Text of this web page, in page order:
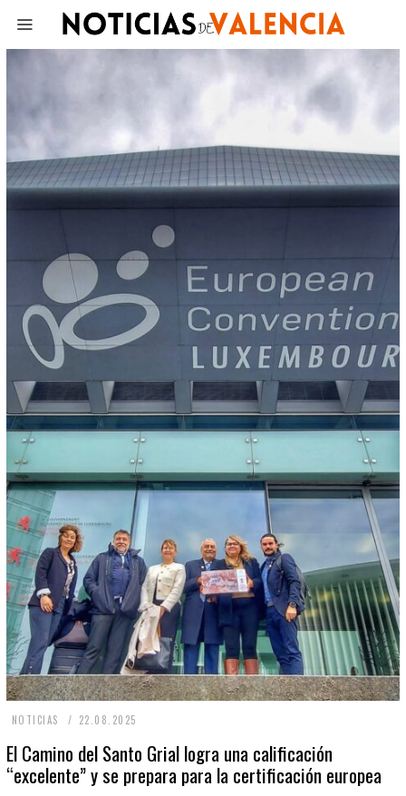
NOTICIAS 22.08.2025
.
El Camino del Santo Grial logra una calificación
“excelente” y se prepara para la certificación europea